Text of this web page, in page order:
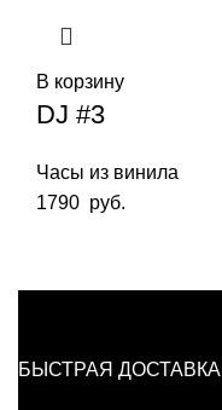
В корзину
DJ #3
Часы из винила
1790 руб.
БЫСТРАЯ ДОСТАВКА